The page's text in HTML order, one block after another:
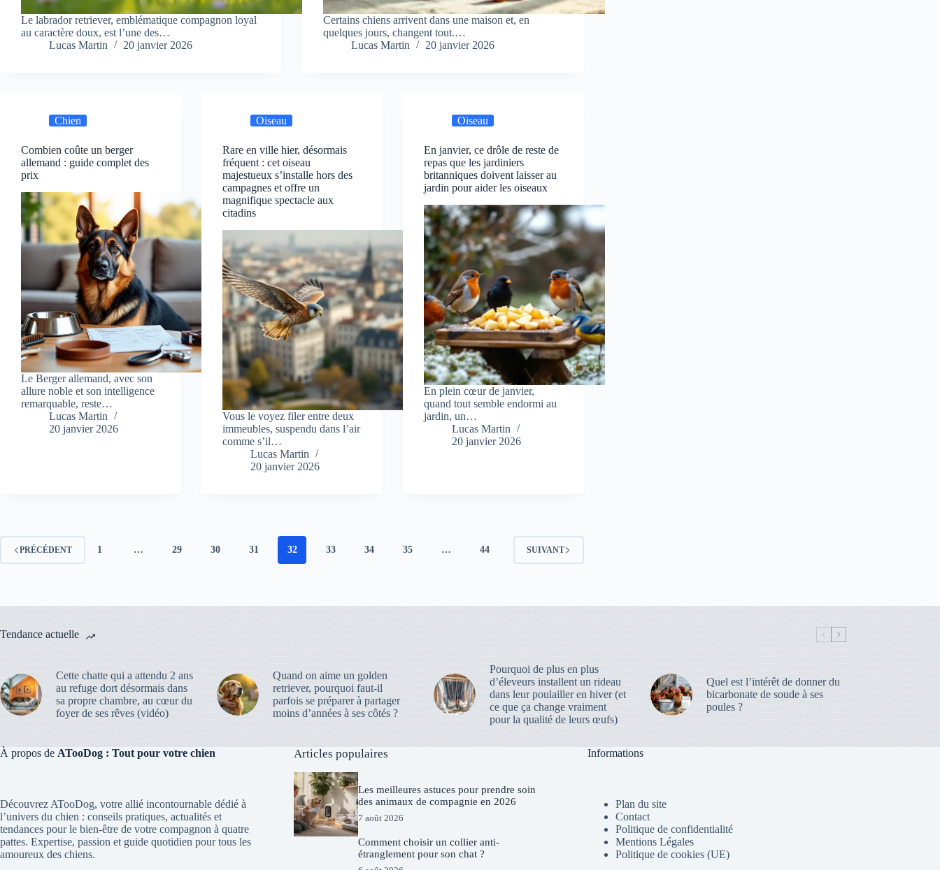
Le labrador retriever, emblématique compagnon loyal
au caractère doux, est l’une des…
Lucas Martin
20 janvier 2026
Certains chiens arrivent dans une maison et, en
quelques jours, changent tout.…
Lucas Martin
20 janvier 2026
Chien
Combien coûte un berger
allemand : guide complet des
prix
Le Berger allemand, avec son
allure noble et son intelligence
remarquable, reste…
Lucas Martin
20 janvier 2026
Oiseau
Rare en ville hier, désormais
fréquent : cet oiseau
majestueux s’installe hors des
campagnes et offre un
magnifique spectacle aux
citadins
Vous le voyez filer entre deux
immeubles, suspendu dans l’air
comme s’il…
Lucas Martin
20 janvier 2026
Oiseau
En janvier, ce drôle de reste de
repas que les jardiniers
britanniques doivent laisser au
jardin pour aider les oiseaux
En plein cœur de janvier,
quand tout semble endormi au
jardin, un…
Lucas Martin
20 janvier 2026
PRÉCÉDENT 1 … 29 30 31 32 33 34 35 … 44 SUIVANT
Tendance actuelle
Cette chatte qui a attendu 2 ans
au refuge dort désormais dans
sa propre chambre, au cœur du
foyer de ses rêves (vidéo)
Quand on aime un golden
retriever, pourquoi faut-il
parfois se préparer à partager
moins d’années à ses côtés ?
Pourquoi de plus en plus
d’éleveurs installent un rideau
dans leur poulailler en hiver (et
ce que ça change vraiment
pour la qualité de leurs œufs)
Quel est l’intérêt de donner du
bicarbonate de soude à ses
poules ?
À propos de ATooDog : Tout pour votre chien
Découvrez ATooDog, votre allié incontournable dédié à
l’univers du chien : conseils pratiques, actualités et
tendances pour le bien-être de votre compagnon à quatre
pattes. Expertise, passion et guide quotidien pour tous les
amoureux des chiens.
Articles populaires
Les meilleures astuces pour prendre soin
des animaux de compagnie en 2026
7 août 2026
Comment choisir un collier anti-
étranglement pour son chat ?
Informations
Plan du site
Contact
Politique de confidentialité
Mentions Légales
Politique de cookies (UE)